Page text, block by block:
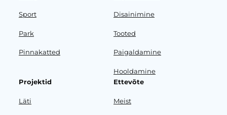
Sport
Park
Pinnakatted
Disainimine
Tooted
Paigaldamine
Hooldamine
Projektid
Läti
Ettevõte
Meist